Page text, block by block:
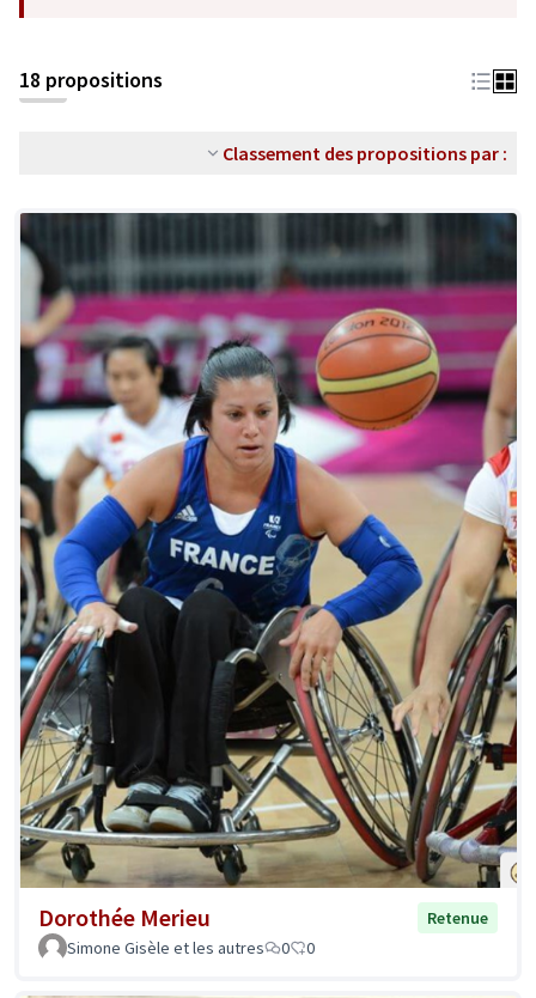
18 propositions
Classement des propositions par :
Dorothée Merieu
Retenue
Simone Gisèle et les autres
0 0